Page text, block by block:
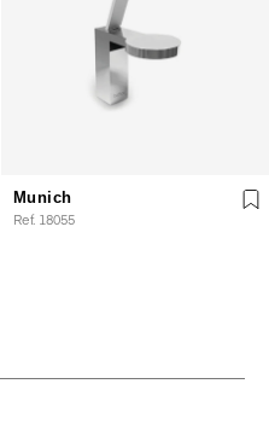
Munich
Ref. 18055